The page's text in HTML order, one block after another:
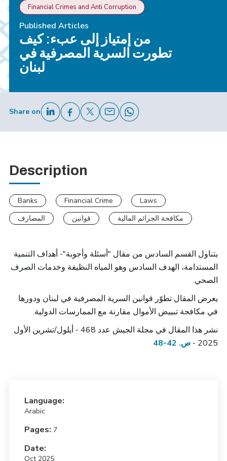
Financial Crimes and Anti Corruption
Published Articles
من إمتياز إلى عبء: كيف
تطورت السرية المصرفية في
لبنان
Share on
Description
Banks Financial Crime
Laws
المصارف
قوانين مكافحة الجرائم المالية
يتناول القسم السادس من مقال "أسئلة وأجوبة"- أهداف التنمية
المستدامة، الهدف السادس وهو المياه النظيفة وخدمات الصرف
الصحي.
يعرض المقال تطوّر قوانين السرية المصرفية في لبنان ودورها
في مكافحة تبييض الأموال مقارنة مع الممارسات الدولية.
نشر هذا المقال في مجلة الجيش عدد 468 - أيلول/تشرين الأول
2025 -
ص. 42-48
Language:
Arabic
Pages: 7
Date:
Oct 2025